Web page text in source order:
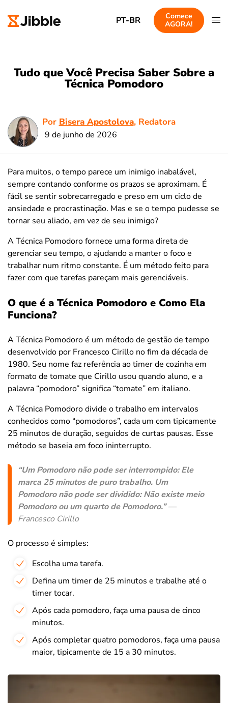
PT-BR
Comece
AGORA!
Tudo que Você Precisa Saber Sobre a
Técnica Pomodoro
Por Bisera Apostolova, Redatora
9 de junho de 2026
Para muitos, o tempo parece um inimigo inabalável,
sempre contando conforme os prazos se aproximam. É
fácil se sentir sobrecarregado e preso em um ciclo de
ansiedade e procrastinação. Mas e se o tempo pudesse se
tornar seu aliado, em vez de seu inimigo?
A Técnica Pomodoro fornece uma forma direta de
gerenciar seu tempo, o ajudando a manter o foco e
trabalhar num ritmo constante. É um método feito para
fazer com que tarefas pareçam mais gerenciáveis.
O que é a Técnica Pomodoro e Como Ela
Funciona?
A Técnica Pomodoro é um método de gestão de tempo
desenvolvido por Francesco Cirillo no fim da década de
1980. Seu nome faz referência ao timer de cozinha em
formato de tomate que Cirillo usou quando aluno, e a
palavra “pomodoro” significa “tomate” em italiano.
A Técnica Pomodoro divide o trabalho em intervalos
conhecidos como “pomodoros”, cada um com tipicamente
25 minutos de duração, seguidos de curtas pausas. Esse
método se baseia em foco ininterrupto.
“Um Pomodoro não pode ser interrompido: Ele
marca 25 minutos de puro trabalho. Um
Pomodoro não pode ser dividido: Não existe meio
Pomodoro ou um quarto de Pomodoro.”—
Francesco Cirillo
O processo é simples:
Escolha uma tarefa.
Defina um timer de 25 minutos e trabalhe até o
timer tocar.
Após cada pomodoro, faça uma pausa de cinco
minutos.
Após completar quatro pomodoros, faça uma pausa
maior, tipicamente de 15 a 30 minutos.